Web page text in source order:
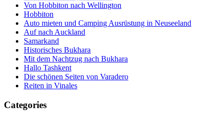
Von Hobbiton nach Wellington
Hobbiton
Auto mieten und Camping Ausrüstung in Neuseeland
Auf nach Auckland
Samarkand
Historisches Bukhara
Mit dem Nachtzug nach Bukhara
Hallo Tashkent
Die schönen Seiten von Varadero
Reiten in Vinales
Categories